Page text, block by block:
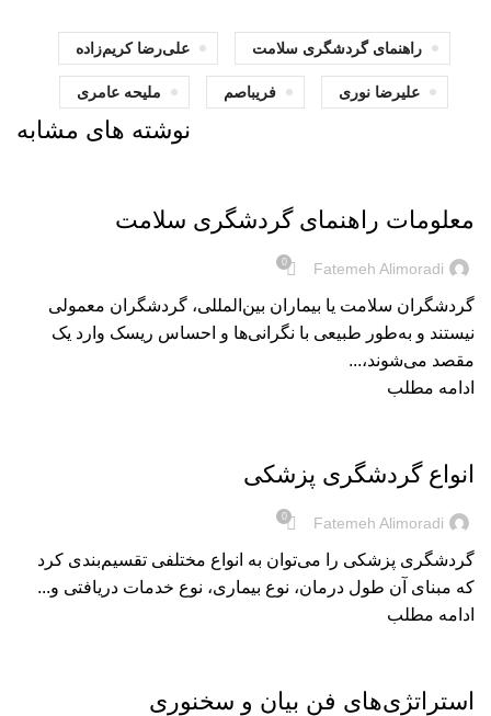
راهنمای گردشگری سلامت علی‌رضا کریم‌زاده
علیرضا نوری فریباصم ملیحه عامری
نوشته های مشابه
معلومات راهنمای گردشگری سلامت
Fatemeh Alimoradi
0
گردشگران سلامت یا بیماران بین‌المللی، گردشگران معمولی
نیستند و به‌طور طبیعی با نگرانی‌ها و احساس ریسک وارد یک
مقصد می‌شوند،...
ادامه مطلب
انواع گردشگری پزشکی
Fatemeh Alimoradi
0
گردشگری پزشکی را می‌توان به انواع مختلفی تقسیم‌بندی کرد
که مبنای آن طول درمان، نوع بیماری، نوع خدمات دریافتی و...
ادامه مطلب
استراتژی‌های فن بیان و سخنوری